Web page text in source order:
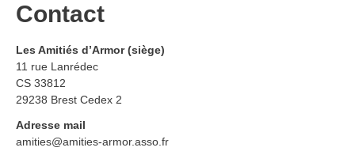
Contact
Les Amitiés d’Armor (siège)
11 rue Lanrédec
CS 33812
29238 Brest Cedex 2
Adresse mail
amities@amities-armor.asso.fr